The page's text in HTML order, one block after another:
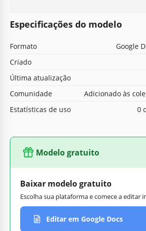
Especificações do modelo
Formato
Google
Criado
Última atualização
Comunidade
Adicionado às
Estatísticas de uso
0
Modelo gratuito
Baixar modelo gratuito
Escolha sua plataforma e comece a editar
Editar em Google Docs